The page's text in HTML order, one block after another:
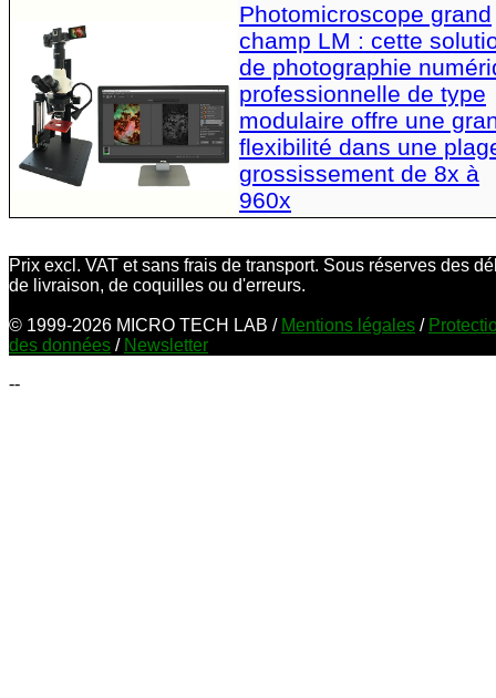
Photomicroscope grand
champ LM : cette
de photographie
professionnelle de type
modulaire offre une
flexibilité dans une
grossissement de 8x à
960x
Prix excl. VAT et sans frais de transport. Sous réserves des
de livraison, de coquilles ou d'erreurs.
© 1999-2026 MICRO TECH LAB / Mentions légales /
des données / Newsletter
--